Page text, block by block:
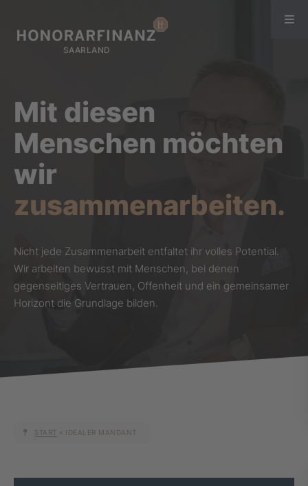
Mit diesen
Menschen möchten
wir
zusammenarbeiten.
Nicht jede Zusammenarbeit entfaltet ihr volles Potential.
Wir arbeiten bewusst mit Menschen, bei denen
gegenseitiges Vertrauen, Offenheit und ein gemeinsamer
Horizont die Grundlage bilden.
START » IDEALER MANDANT